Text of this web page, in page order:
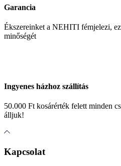
Garancia
Ékszereinket a NEHITI fémjelezi,
minőségét
Ingyenes házhoz szállítás
50.000 Ft kosárérték felett minden
álljuk!
Kapcsolat